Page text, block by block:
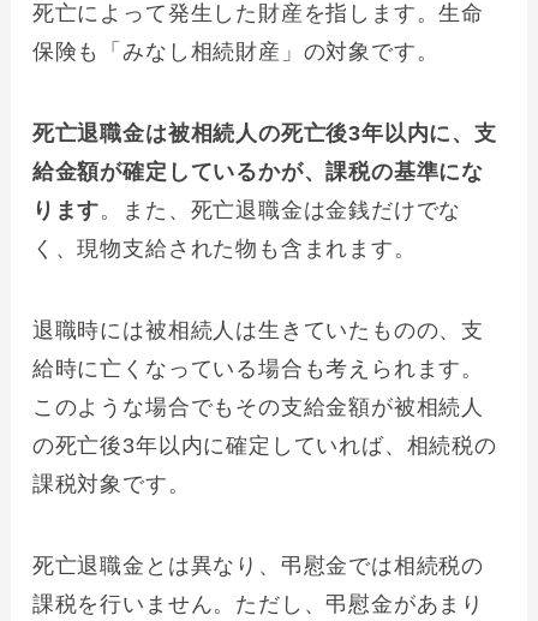
死亡によって発生した財産を指します。生命
保険も「みなし相続財産」の対象です。
死亡退職金は被相続人の死亡後3年以内に、支
給金額が確定しているかが、課税の基準にな
ります。また、死亡退職金は金銭だけでな
く、現物支給された物も含まれます。
退職時には被相続人は生きていたものの、支
給時に亡くなっている場合も考えられます。
このような場合でもその支給金額が被相続人
の死亡後3年以内に確定していれば、相続税の
課税対象です。
死亡退職金とは異なり、弔慰金では相続税の
課税を行いません。ただし、弔慰金があまり